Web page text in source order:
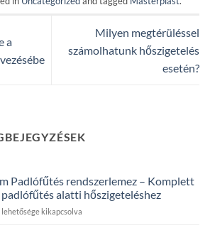
a
Milyen megtérüléssel
számolhatunk hőszigetelés
esetén?
Padlófűtés rendszerlemez – Komplett
alatti hőszigeteléshez
lehetősége kikapcsolva